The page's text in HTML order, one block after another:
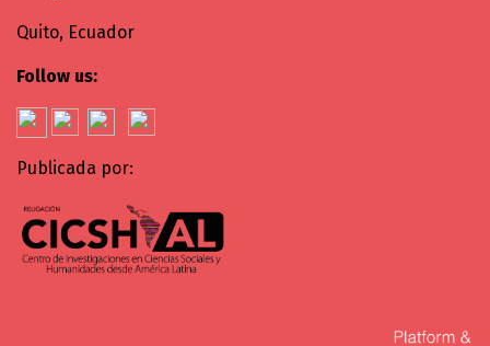
Quito, Ecuador
Follow us:
Publicada por: